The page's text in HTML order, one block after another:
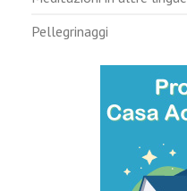
Pellegrinaggi